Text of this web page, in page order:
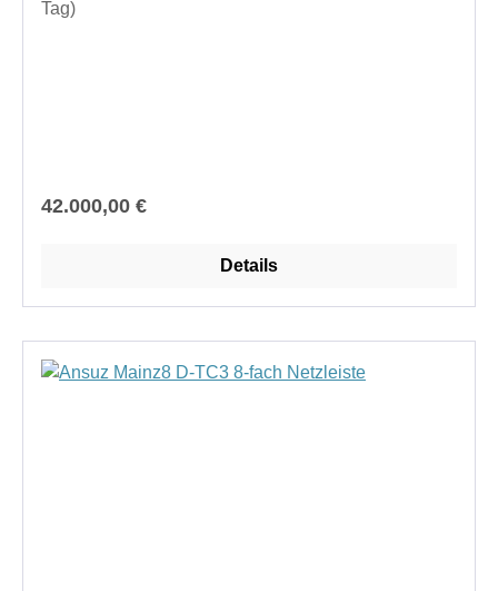
Tag)
Regulärer Preis:
42.000,00 €
Details